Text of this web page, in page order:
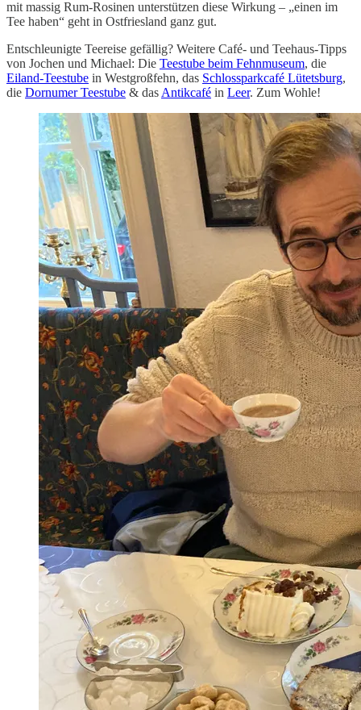
mit massig Rum-Rosinen unterstützen diese Wirkung – „einen im
Tee haben“ geht in Ostfriesland ganz gut.
Entschleunigte Teereise gefällig? Weitere Café- und Teehaus-Tipps
von Jochen und Michael: Die Teestube beim Fehnmuseum, die
Eiland-Teestube in Westgroßfehn, das Schlossparkcafé Lütetsburg,
die Dornumer Teestube & das Antikcafé in Leer. Zum Wohle!